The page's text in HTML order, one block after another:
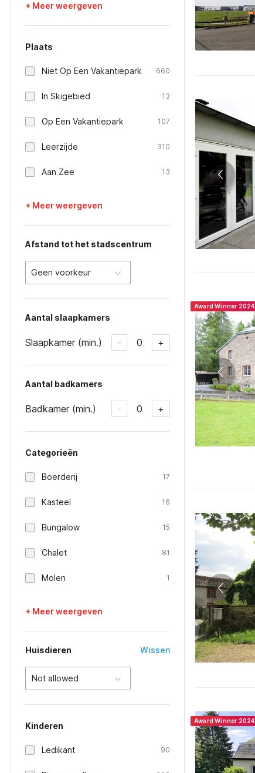
+ Meer weergeven
Plaats
Niet Op Een Vakantiepark 660
In Skigebied 13
Op Een Vakantiepark 107
Leerzijde 310
Aan Zee 13
+ Meer weergeven
Afstand tot het stadscentrum
Geen voorkeur
Aantal slaapkamers
Slaapkamer (min.) - 0 +
Aantal badkamers
Badkamer (min.) - 0 +
Categorieën
Boerderij 17
Kasteel 16
Bungalow 15
Chalet 81
Molen 1
+ Meer weergeven
Huisdieren Wissen
Not allowed
Kinderen
Ledikant 90
Award Winner 2024
Award Winner 2024